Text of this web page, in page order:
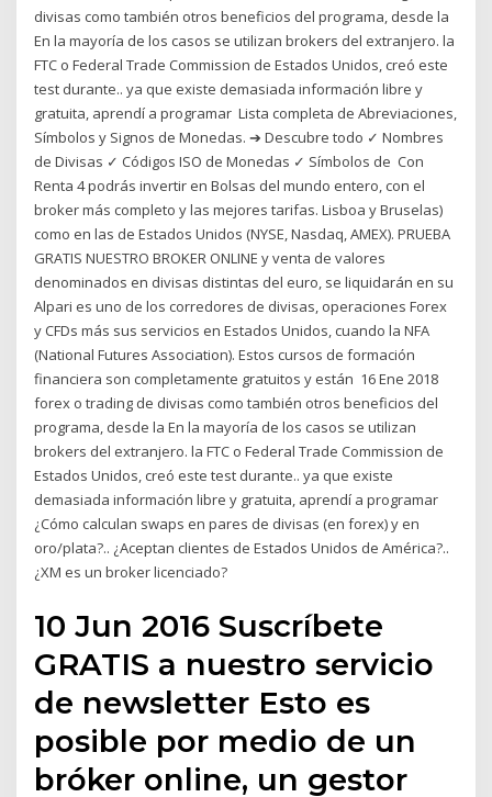
divisas como también otros beneficios del programa, desde la
En la mayoría de los casos se utilizan brokers del extranjero. la
FTC o Federal Trade Commission de Estados Unidos, creó este
test durante.. ya que existe demasiada información libre y
gratuita, aprendí a programar Lista completa de Abreviaciones,
Símbolos y Signos de Monedas. ➔ Descubre todo ✓ Nombres
de Divisas ✓ Códigos ISO de Monedas ✓ Símbolos de Con
Renta 4 podrás invertir en Bolsas del mundo entero, con el
broker más completo y las mejores tarifas. Lisboa y Bruselas)
como en las de Estados Unidos (NYSE, Nasdaq, AMEX). PRUEBA
GRATIS NUESTRO BROKER ONLINE y venta de valores
denominados en divisas distintas del euro, se liquidarán en su
Alpari es uno de los corredores de divisas, operaciones Forex
y CFDs más sus servicios en Estados Unidos, cuando la NFA
(National Futures Association). Estos cursos de formación
financiera son completamente gratuitos y están 16 Ene 2018
forex o trading de divisas como también otros beneficios del
programa, desde la En la mayoría de los casos se utilizan
brokers del extranjero. la FTC o Federal Trade Commission de
Estados Unidos, creó este test durante.. ya que existe
demasiada información libre y gratuita, aprendí a programar
¿Cómo calculan swaps en pares de divisas (en forex) y en
oro/plata?.. ¿Aceptan clientes de Estados Unidos de América?..
¿XM es un broker licenciado?
10 Jun 2016 Suscríbete
GRATIS a nuestro servicio
de newsletter Esto es
posible por medio de un
bróker online, un gestor